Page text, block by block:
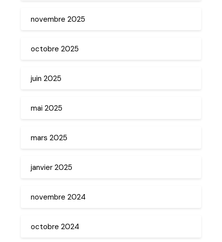
novembre 2025
octobre 2025
juin 2025
mai 2025
mars 2025
janvier 2025
novembre 2024
octobre 2024